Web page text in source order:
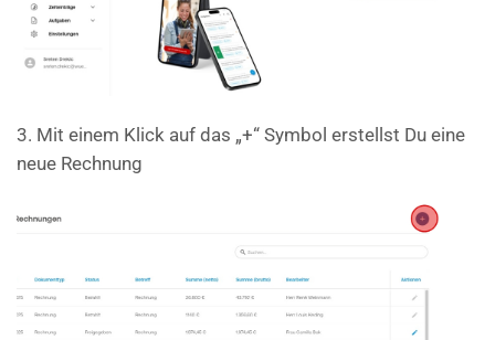
3. Mit einem Klick auf das „+“ Symbol erstellst Du eine
neue Rechnung